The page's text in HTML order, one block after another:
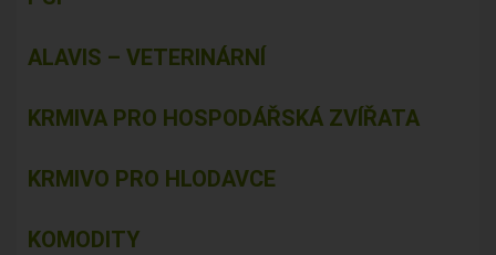
ALAVIS – VETERINÁRNÍ
KRMIVA PRO HOSPODÁŘSKÁ ZVÍŘATA
KRMIVO PRO HLODAVCE
KOMODITY